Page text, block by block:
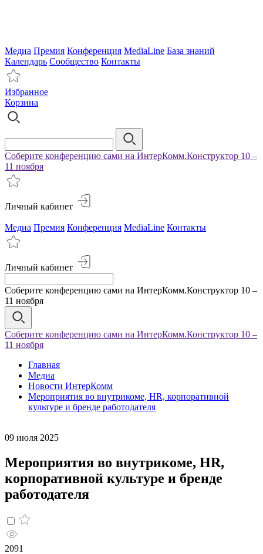
Медиа Премия Конференция MediaLine База знаний
Календарь Сообщество Контакты
Избранное
Корзина
Соберите конференцию сами на ИнтерКомм.Конструктор 10 –
11 ноября
Личный кабинет
Медиа Премия Конференция MediaLine Контакты
Личный кабинет
Соберите конференцию сами на ИнтерКомм.Конструктор 10 –
11 ноября
Соберите конференцию сами на ИнтерКомм.Конструктор 10 –
11 ноября
Главная
Медиа
Новости ИнтерКомм
Мероприятия во внутрикоме, HR, корпоративной
культуре и бренде работодателя
09 июля 2025
Мероприятия во внутрикоме, HR,
корпоративной культуре и бренде
работодателя
2091